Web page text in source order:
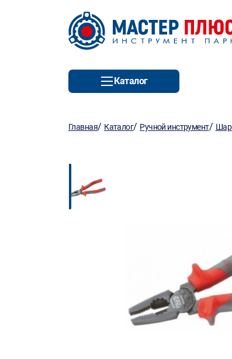
Каталог
Главная/ Каталог/ Ручной инструмент/